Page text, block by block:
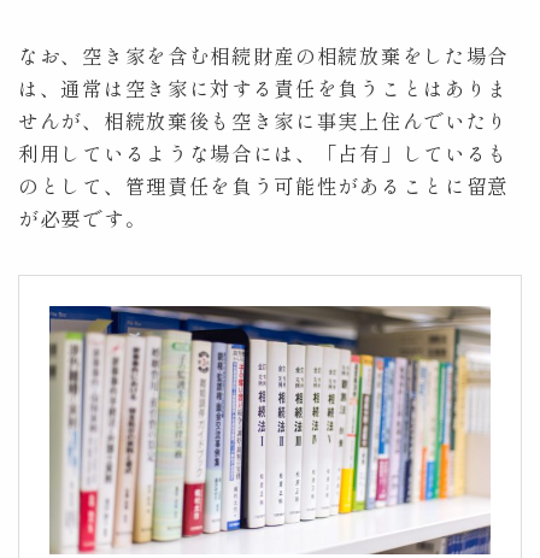
なお、空き家を含む相続財産の相続放棄をした場合
は、通常は空き家に対する責任を負うことはありま
せんが、相続放棄後も空き家に事実上住んでいたり
利用しているような場合には、「占有」しているも
のとして、管理責任を負う可能性があることに留意
が必要です。